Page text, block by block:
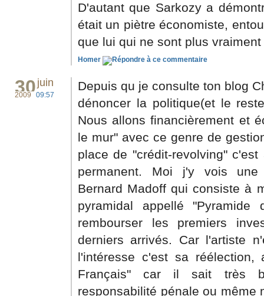
D'autant que Sarkozy a
était un piètre économiste,
que lui qui ne sont plus
Homer
30 juin
2009 09:57
Depuis qu je consulte ton blog
dénoncer la politique(et le
Nous allons financièrement et
le mur" avec ce genre de
place de "crédit-revolving"
permanent. Moi j'y vois une
Bernard Madoff qui consiste à
pyramidal appellé
rembourser les premiers
derniers arrivés. Car l'artiste
l'intéresse c'est sa réélection,
Français" car il sait très
responsabilité pénale ou même